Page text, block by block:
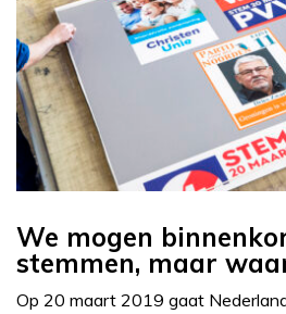
We mogen
stemmen, maar
Op 20 maart 2019 gaat